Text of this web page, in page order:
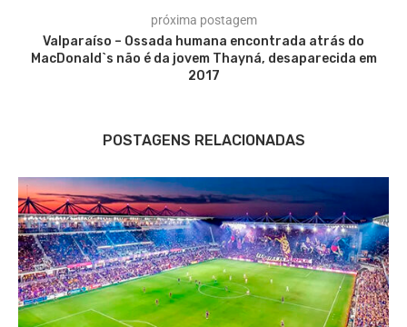
próxima postagem
Valparaíso – Ossada humana encontrada atrás do
MacDonald`s não é da jovem Thayná, desaparecida em
2017
POSTAGENS RELACIONADAS